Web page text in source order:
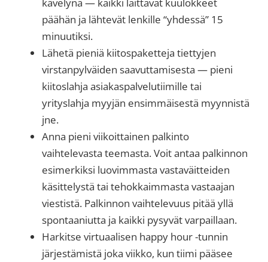
päähän ja lähtevät lenkille “yhdessä” 15
minuutiksi.
Lähetä pieniä kiitospaketteja tiettyjen
virstanpylväiden saavuttamisesta — pieni
kiitoslahja asiakaspalvelutiimille tai
yrityslahja myyjän ensimmäisestä myynnistä
jne.
Anna pieni viikoittainen palkinto
vaihtelevasta teemasta. Voit antaa palkinnon
esimerkiksi luovimmasta vastaväitteiden
käsittelystä tai tehokkaimmasta vastaajan
viestistä. Palkinnon vaihtelevuus pitää yllä
spontaaniutta ja kaikki pysyvät varpaillaan.
Harkitse virtuaalisen happy hour -tunnin
järjestämistä joka viikko, kun tiimi pääsee